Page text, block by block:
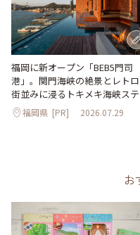
福岡に新オープン「BEB5門司
港」。関門海峡の絶景とレト
街並みに浸るトキメキ海峡ス
福岡県 [PR] 2026.07.29
お